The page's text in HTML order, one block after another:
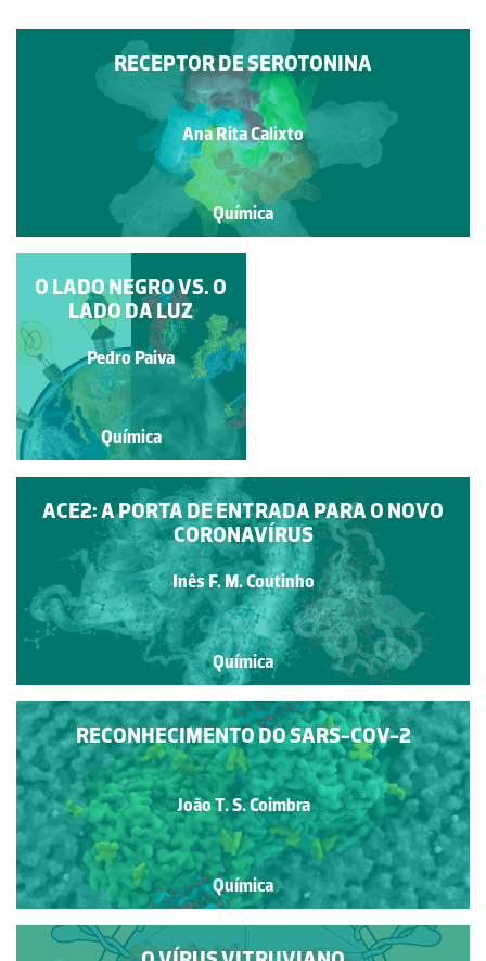
RECEPTOR DE SEROTONINA
Ana Rita Calixto
Química
PROZAC ®
Ana Rita Calixto
Química
O LADO NEGRO VS. O
LADO DA LUZ
Pedro Paiva
Química
ACE2: A PORTA DE ENTRADA PARA O NOVO
CORONAVÍRUS
Inês F. M. Coutinho
Química
RECONHECIMENTO DO SARS-COV-2
João T. S. Coimbra
Química